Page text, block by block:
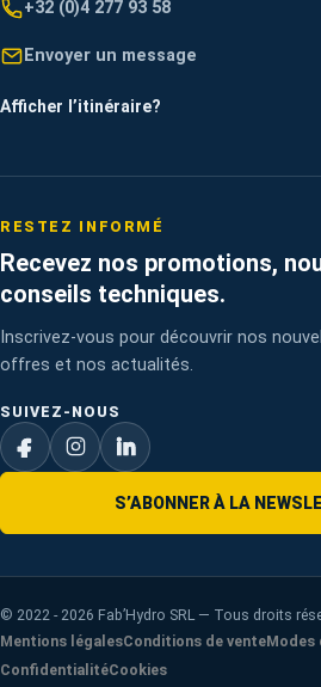
+32 (0)4 277 93 58
Envoyer un message
Afficher l’itinéraire?
RESTEZ INFORMÉ
Recevez nos promotions,
conseils techniques.
Inscrivez-vous pour découvrir nos
offres et nos actualités.
SUIVEZ-NOUS
S’ABONNER À LA
© 2022 - 2026 Fab’Hydro SRL — Tous droits
Mentions légalesConditions de venteModes
ConfidentialitéCookies